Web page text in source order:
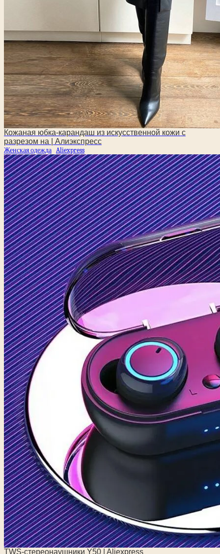
Кожаная юбка-карандаш из искусственной кожи с
разрезом на | Алиэкспресс
Женская одежда Aliexpress
TWS-стереонаушники Y50 | Aliexpress